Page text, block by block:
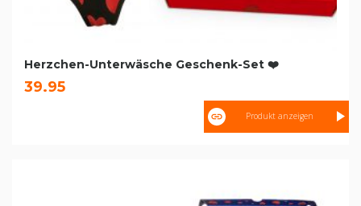
Herzchen-Unterwäsche Geschenk-Set ❤️
39.95
Produkt anzeigen